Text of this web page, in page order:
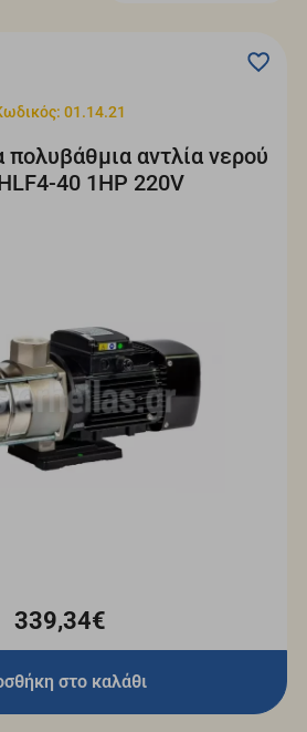
01.14.21
πολυβάθμια αντλία νερού
40 1HP 220V
339,34€
στο καλάθι